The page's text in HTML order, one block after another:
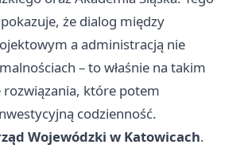
że dialog między
a administracją nie
– to właśnie na takim
rozwiązania, które potem
codzienność.
Wojewódzki w Katowicach.